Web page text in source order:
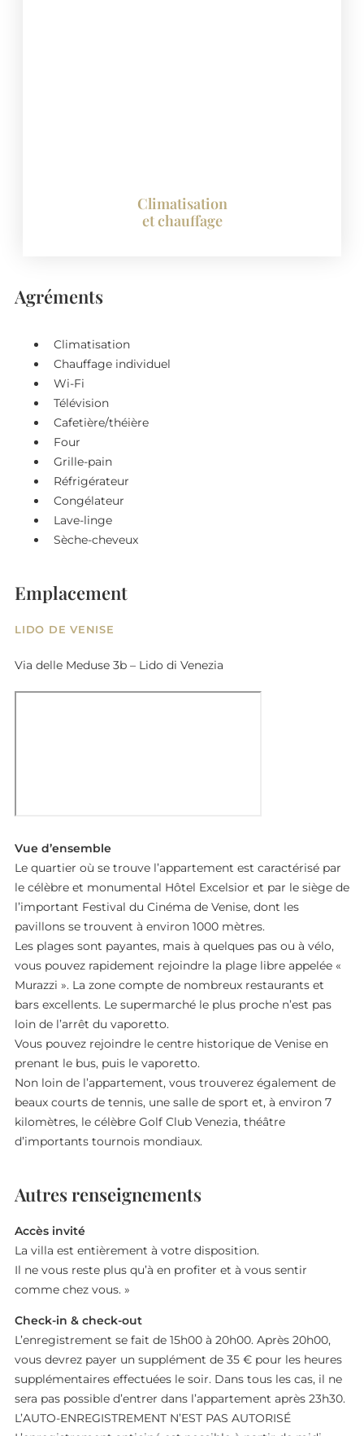
Climatisation
et chauffage
Agréments
Climatisation
Chauffage individuel
Wi-Fi
Télévision
Cafetière/théière
Four
Grille-pain
Réfrigérateur
Congélateur
Lave-linge
Sèche-cheveux
Emplacement
LIDO DE VENISE
Via delle Meduse 3b – Lido di Venezia
Vue d’ensemble
Le quartier où se trouve l’appartement est caractérisé par
le célèbre et monumental Hôtel Excelsior et par le siège de
l’important Festival du Cinéma de Venise, dont les
pavillons se trouvent à environ 1000 mètres.
Les plages sont payantes, mais à quelques pas ou à vélo,
vous pouvez rapidement rejoindre la plage libre appelée «
Murazzi ». La zone compte de nombreux restaurants et
bars excellents. Le supermarché le plus proche n’est pas
loin de l’arrêt du vaporetto.
Vous pouvez rejoindre le centre historique de Venise en
prenant le bus, puis le vaporetto.
Non loin de l’appartement, vous trouverez également de
beaux courts de tennis, une salle de sport et, à environ 7
kilomètres, le célèbre Golf Club Venezia, théâtre
d’importants tournois mondiaux.
Autres renseignements
Accès invité
La villa est entièrement à votre disposition.
Il ne vous reste plus qu’à en profiter et à vous sentir
comme chez vous. »
Check-in & check-out
L’enregistrement se fait de 15h00 à 20h00. Après 20h00,
vous devrez payer un supplément de 35 € pour les heures
supplémentaires effectuées le soir. Dans tous les cas, il ne
sera pas possible d’entrer dans l’appartement après 23h30.
L’AUTO-ENREGISTREMENT N’EST PAS AUTORISÉ